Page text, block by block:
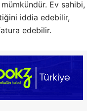
Ev sahibi,
iddia edebilir,
edebilir.